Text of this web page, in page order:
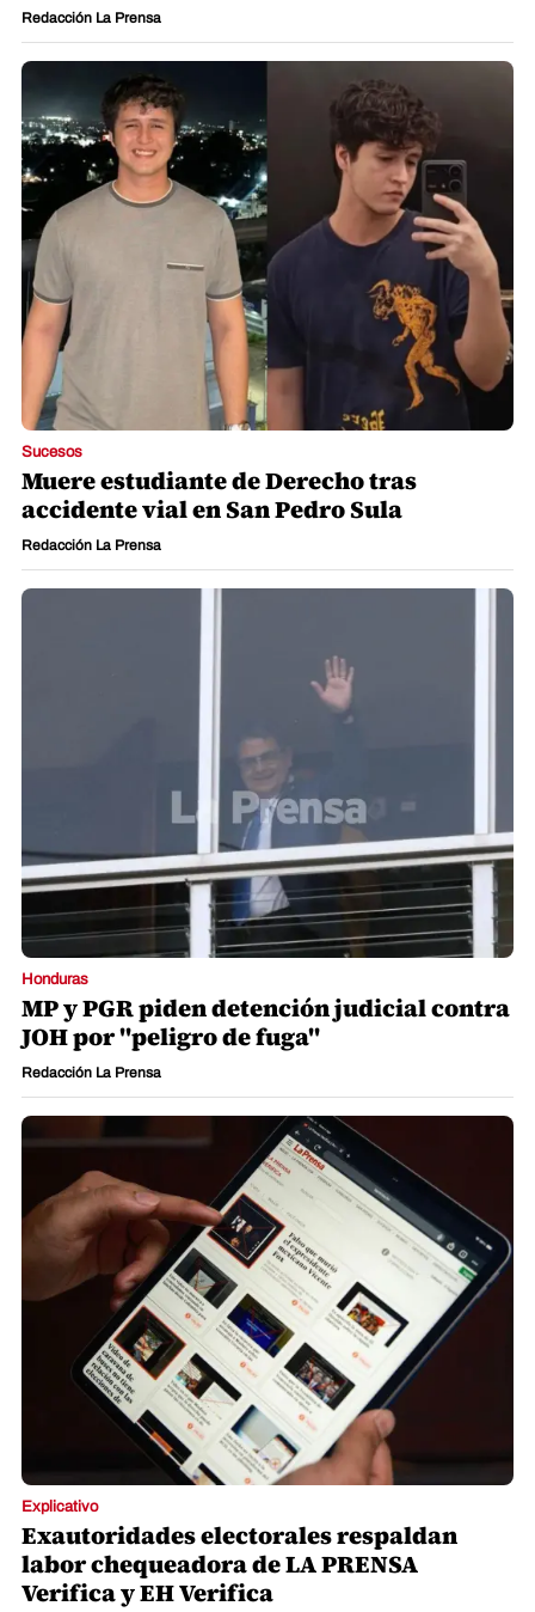
Redacción La Prensa
Sucesos
Muere estudiante de Derecho tras
accidente vial en San Pedro Sula
Redacción La Prensa
Honduras
MP y PGR piden detención judicial contra
JOH por "peligro de fuga"
Redacción La Prensa
Explicativo
Exautoridades electorales respaldan
labor chequeadora de LA PRENSA
Verifica y EH Verifica